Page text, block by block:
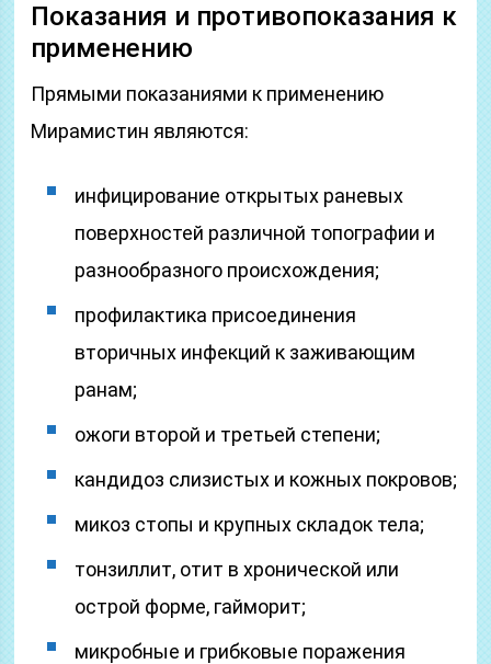
Показания и противопоказания к
применению
Прямыми показаниями к применению
Мирамистин являются:
инфицирование открытых раневых
поверхностей различной топографии и
разнообразного происхождения;
профилактика присоединения
вторичных инфекций к заживающим
ранам;
ожоги второй и третьей степени;
кандидоз слизистых и кожных покровов;
микоз стопы и крупных складок тела;
тонзиллит, отит в хронической или
острой форме, гайморит;
микробные и грибковые поражения